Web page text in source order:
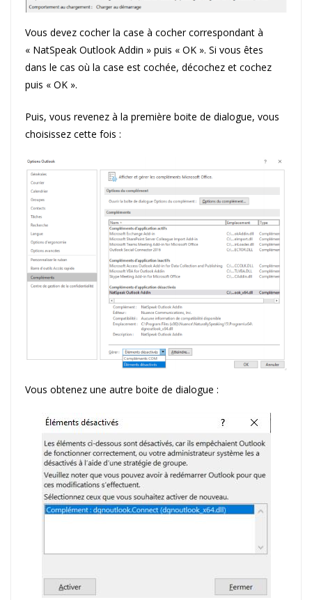
Vous devez cocher la case à cocher correspondant à
« NatSpeak Outlook Addin » puis « OK ». Si vous êtes
dans le cas où la case est cochée, décochez et cochez
puis « OK ».
Puis, vous revenez à la première boite de dialogue, vous
choisissez cette fois :
Vous obtenez une autre boite de dialogue :